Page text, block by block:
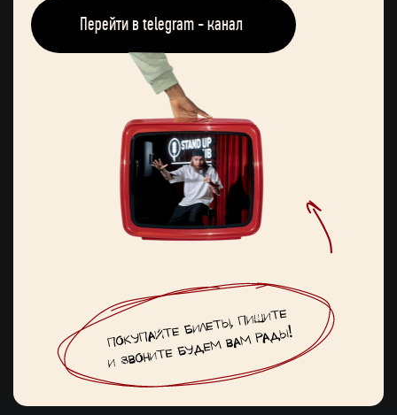
Перейти в telegram - канал